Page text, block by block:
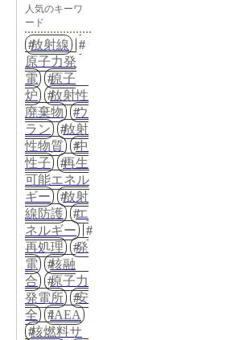
人気のキーワ
ード
放射線
原子力発
電
原子
炉
放射性
廃棄物
ウ
ラン
放射
性物質
中
性子
再生
可能エネル
ギー
放射
線防護
エ
ネルギー
再処理
発
電
核融
合
原子力
発電所
安
全
IAEA
核燃料サ